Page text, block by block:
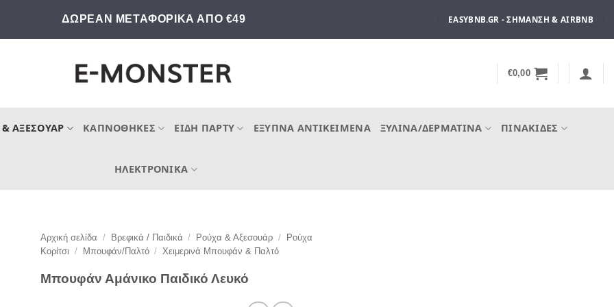
ΔΩΡΕΑΝ ΜΕΤΑΦΟΡΙΚΑ ΑΠΟ €49 EASYBNB.GR - ΣΉΜΑΝΣΗ & AIRBNB
€0,00
ΑΞΕΣΟΥΆΡ ΚΑΠΝΟΘΉΚΕΣ ΕΊΔΗ ΠΆΡΤΥ ΈΞΥΠΝΑ ΑΝΤΙΚΕΊΜΕΝΑ ΞΎΛΙΝΑ/ΔΕΡΜΆΤΙΝΑ ΠΙΝΑΚΊΔΕΣ
ΗΛΕΚΤΡΟΝΙΚΆ
Αρχική σελίδα / Βρεφικά / Παιδικά / Ρούχα & Αξεσουάρ /
Ρούχα
Κορίτσι / Μπουφάν/Παλτό / Χειμερινά Μπουφάν & Παλτό
Μπουφάν Αμάνικο Παιδικό Λευκό